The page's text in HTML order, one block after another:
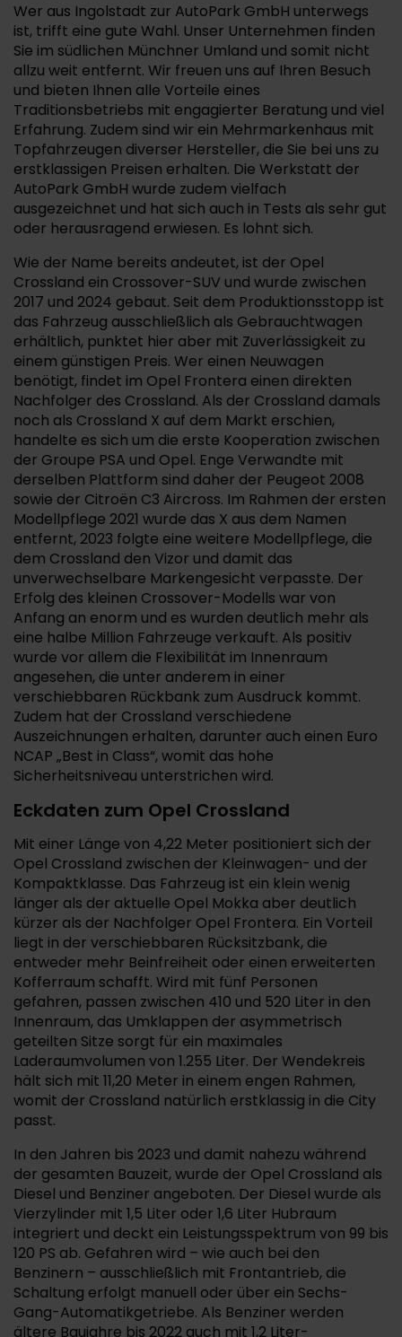
Wer aus Ingolstadt zur AutoPark GmbH unterwegs
ist, trifft eine gute Wahl. Unser Unternehmen finden
Sie im südlichen Münchner Umland und somit nicht
allzu weit entfernt. Wir freuen uns auf Ihren Besuch
und bieten Ihnen alle Vorteile eines
Traditionsbetriebs mit engagierter Beratung und viel
Erfahrung. Zudem sind wir ein Mehrmarkenhaus mit
Topfahrzeugen diverser Hersteller, die Sie bei uns zu
erstklassigen Preisen erhalten. Die Werkstatt der
AutoPark GmbH wurde zudem vielfach
ausgezeichnet und hat sich auch in Tests als sehr gut
oder herausragend erwiesen. Es lohnt sich.
Wie der Name bereits andeutet, ist der Opel
Crossland ein Crossover-SUV und wurde zwischen
2017 und 2024 gebaut. Seit dem Produktionsstopp ist
das Fahrzeug ausschließlich als Gebrauchtwagen
erhältlich, punktet hier aber mit Zuverlässigkeit zu
einem günstigen Preis. Wer einen Neuwagen
benötigt, findet im Opel Frontera einen direkten
Nachfolger des Crossland. Als der Crossland damals
noch als Crossland X auf dem Markt erschien,
handelte es sich um die erste Kooperation zwischen
der Groupe PSA und Opel. Enge Verwandte mit
derselben Plattform sind daher der Peugeot 2008
sowie der Citroën C3 Aircross. Im Rahmen der ersten
Modellpflege 2021 wurde das X aus dem Namen
entfernt, 2023 folgte eine weitere Modellpflege, die
dem Crossland den Vizor und damit das
unverwechselbare Markengesicht verpasste. Der
Erfolg des kleinen Crossover-Modells war von
Anfang an enorm und es wurden deutlich mehr als
eine halbe Million Fahrzeuge verkauft. Als positiv
wurde vor allem die Flexibilität im Innenraum
angesehen, die unter anderem in einer
verschiebbaren Rückbank zum Ausdruck kommt.
Zudem hat der Crossland verschiedene
Auszeichnungen erhalten, darunter auch einen Euro
NCAP „Best in Class“, womit das hohe
Sicherheitsniveau unterstrichen wird.
Eckdaten zum Opel Crossland
Mit einer Länge von 4,22 Meter positioniert sich der
Opel Crossland zwischen der Kleinwagen- und der
Kompaktklasse. Das Fahrzeug ist ein klein wenig
länger als der aktuelle Opel Mokka aber deutlich
kürzer als der Nachfolger Opel Frontera. Ein Vorteil
liegt in der verschiebbaren Rücksitzbank, die
entweder mehr Beinfreiheit oder einen erweiterten
Kofferraum schafft. Wird mit fünf Personen
gefahren, passen zwischen 410 und 520 Liter in den
Innenraum, das Umklappen der asymmetrisch
geteilten Sitze sorgt für ein maximales
Laderaumvolumen von 1.255 Liter. Der Wendekreis
hält sich mit 11,20 Meter in einem engen Rahmen,
womit der Crossland natürlich erstklassig in die City
passt.
In den Jahren bis 2023 und damit nahezu während
der gesamten Bauzeit, wurde der Opel Crossland als
Diesel und Benziner angeboten. Der Diesel wurde als
Vierzylinder mit 1,5 Liter oder 1,6 Liter Hubraum
integriert und deckt ein Leistungsspektrum von 99 bis
120 PS ab. Gefahren wird – wie auch bei den
Benzinern – ausschließlich mit Frontantrieb, die
Schaltung erfolgt manuell oder über ein Sechs-
Gang-Automatikgetriebe. Als Benziner werden
ältere Baujahre bis 2022 auch mit 1,2 Liter-